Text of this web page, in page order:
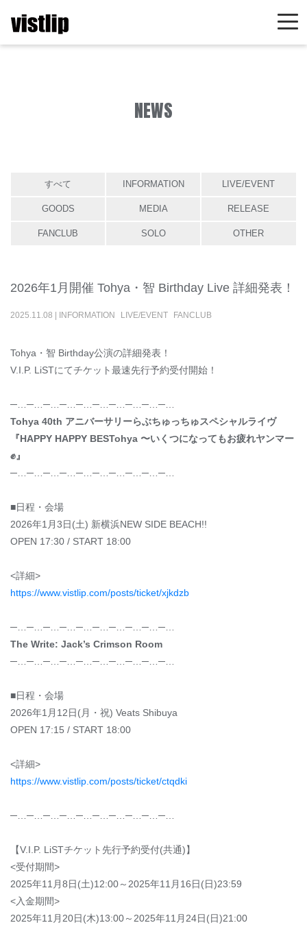
NEWS
すべて INFORMATION LIVE/EVENT
GOODS MEDIA RELEASE
FANCLUB SOLO OTHER
2026年1月開催 Tohya・智 Birthday Live 詳細発表！
2025.11.08 INFORMATION LIVE/EVENT FANCLUB
Tohya・智 Birthday公演の詳細発表！
V.I.P. LiSTにてチケット最速先行予約受付開始！
─…─…─…─…─…─…─…─…─…─…
Tohya 40th アニバーサリーらぶちゅっちゅスペシャルライヴ
『HAPPY HAPPY BESTohya 〜いくつになってもお疲れヤンマー
✊』
─…─…─…─…─…─…─…─…─…─…
■日程・会場
2026年1月3日(土) 新横浜NEW SIDE BEACH!!
OPEN 17:30 / START 18:00
<詳細>
https://www.vistlip.com/posts/ticket/xjkdzb
─…─…─…─…─…─…─…─…─…─…
The Write: Jack’s Crimson Room
─…─…─…─…─…─…─…─…─…─…
■日程・会場
2026年1月12日(月・祝) Veats Shibuya
OPEN 17:15 / START 18:00
<詳細>
https://www.vistlip.com/posts/ticket/ctqdki
─…─…─…─…─…─…─…─…─…─…
【V.I.P. LiSTチケット先行予約受付(共通)】
<受付期間>
2025年11月8日(土)12:00～2025年11月16日(日)23:59
<入金期間>
2025年11月20日(木)13:00～2025年11月24日(日)21:00